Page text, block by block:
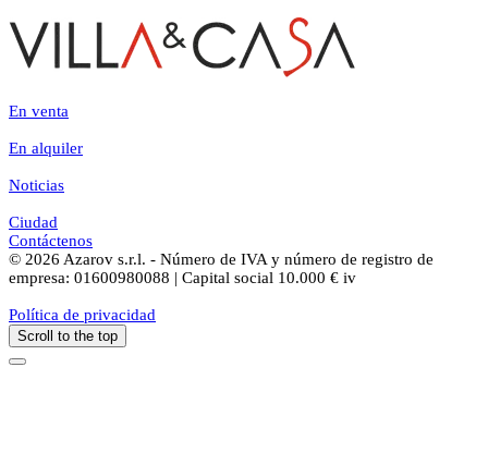
En venta
En alquiler
Noticias
Ciudad
Contáctenos
© 2026 Azarov s.r.l. - Número de IVA y número de registro de
empresa: 01600980088 | Capital social 10.000 € iv
Política de privacidad
Scroll to the top